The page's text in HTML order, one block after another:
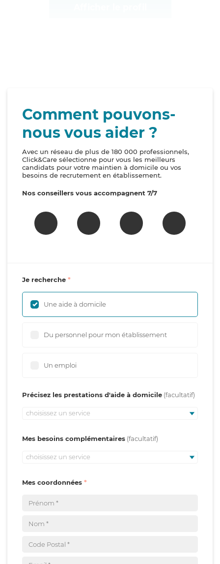
Comment pouvons-
nous vous aider ?
Avec un réseau de plus de 180 000 professionnels,
Click&Care sélectionne pour vous les meilleurs
candidats pour votre maintien à domicile ou vos
besoins de recrutement en établissement.
Nos conseillers vous accompagnent 7/7
Je recherche
Une aide à domicile
Du personnel pour mon établissement
Un emploi
Précisez les prestations d'aide à domicile
choisissez un service
Mes besoins complémentaires
choisissez un service
Mes coordonnées